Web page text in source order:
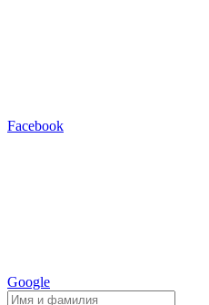
Facebook
Google